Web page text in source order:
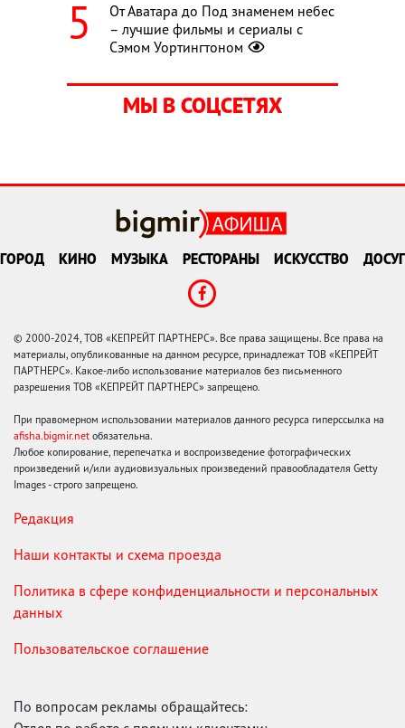
От Аватара до Под знаменем небес
– лучшие фильмы и сериалы с
Сэмом Уортингтоном
МЫ В СОЦСЕТЯХ
ГОРОД КИНО МУЗЫКА РЕСТОРАНЫ ИСКУССТВО ДОСУГ
© 2000-2024, ТОВ «КЕПРЕЙТ ПАРТНЕРС». Все права защищены. Все права на
материалы, опубликованные на данном ресурсе, принадлежат ТОВ «КЕПРЕЙТ
ПАРТНЕРС». Какое-либо использование материалов без письменного
разрешения ТОВ «КЕПРЕЙТ ПАРТНЕРС» запрещено.
При правомерном использовании материалов данного ресурса гиперссылка на
afisha.bigmir.net обязательна.
Любое копирование, перепечатка и воспроизведение фотографических
произведений и/или аудиовизуальных произведений правообладателя Getty
Images - строго запрещено.
Редакция
Наши контакты и схема проезда
Политика в сфере конфиденциальности и персональных
данных
Пользовательское соглашение
По вопросам рекламы обращайтесь: